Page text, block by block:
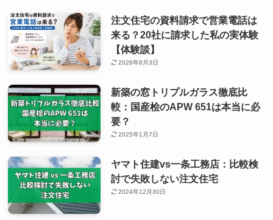
注文住宅の資料請求で営業電話は
来る？20社に請求した私の実体験
【体験談】
2026年8月3日
新築の窓トリプルガラス徹底比
較：国産桧のAPW 651は本当に必
要？
2025年1月7日
ヤマト住建vs一条工務店：比較検
討で失敗しない注文住宅
2024年12月30日